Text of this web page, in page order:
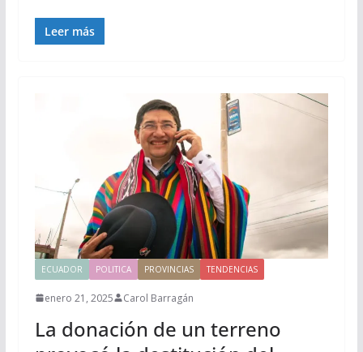
Leer más
ECUADOR POLITICA PROVINCIAS TENDENCIAS
enero 21, 2025 Carol Barragán
La donación de un terreno